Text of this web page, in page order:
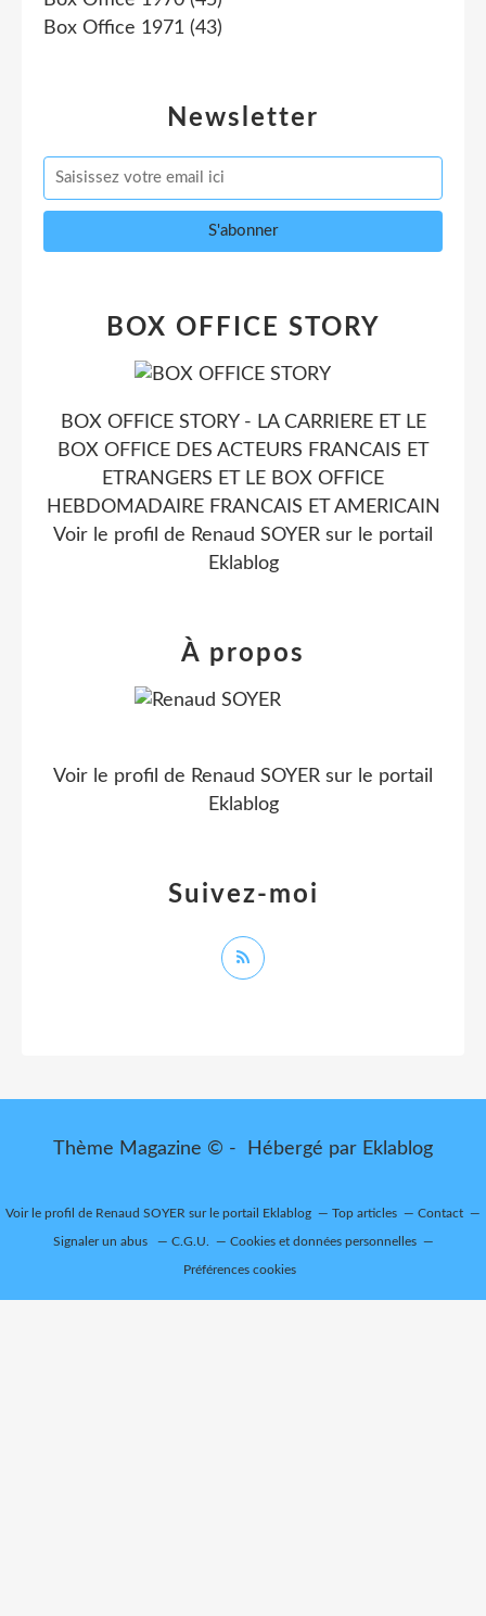
Newsletter
Box Office 1971 (43)
BOX OFFICE STORY
BOX OFFICE STORY - LA CARRIERE ET LE
BOX OFFICE DES ACTEURS FRANCAIS ET
ETRANGERS ET LE BOX OFFICE
HEBDOMADAIRE FRANCAIS ET AMERICAIN
Voir le profil de Renaud SOYER sur le portail
Eklablog
Suivez-moi
À propos
Voir le profil de Renaud SOYER sur le portail
Eklablog
Thème Magazine © - Hébergé par Eklablog
Voir le profil de Renaud SOYER sur le portail Eklablog Top articles Contact
Signaler un abus C.G.U. Cookies et données personnelles
Préférences cookies